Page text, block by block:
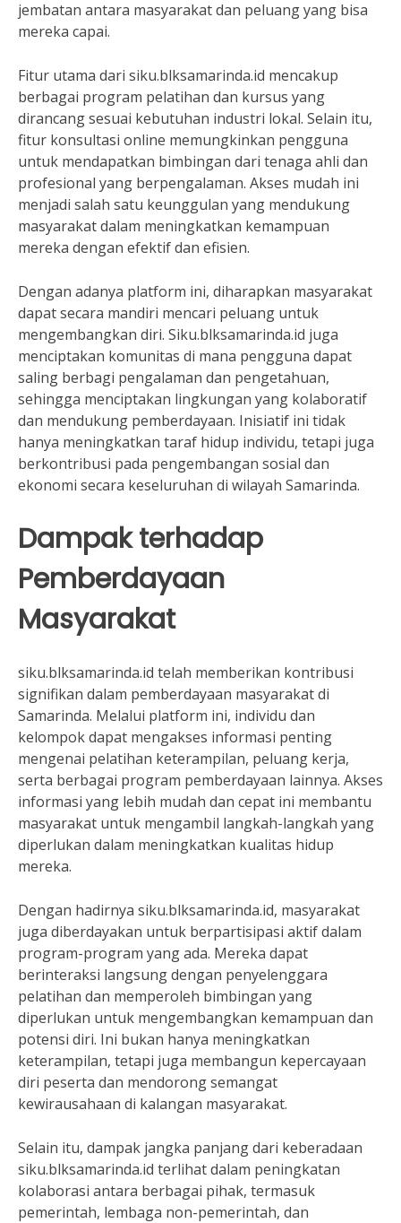
jembatan antara masyarakat dan peluang yang bisa
mereka capai.
Fitur utama dari siku.blksamarinda.id mencakup
berbagai program pelatihan dan kursus yang
dirancang sesuai kebutuhan industri lokal. Selain itu,
fitur konsultasi online memungkinkan pengguna
untuk mendapatkan bimbingan dari tenaga ahli dan
profesional yang berpengalaman. Akses mudah ini
menjadi salah satu keunggulan yang mendukung
masyarakat dalam meningkatkan kemampuan
mereka dengan efektif dan efisien.
Dengan adanya platform ini, diharapkan masyarakat
dapat secara mandiri mencari peluang untuk
mengembangkan diri. Siku.blksamarinda.id juga
menciptakan komunitas di mana pengguna dapat
saling berbagi pengalaman dan pengetahuan,
sehingga menciptakan lingkungan yang kolaboratif
dan mendukung pemberdayaan. Inisiatif ini tidak
hanya meningkatkan taraf hidup individu, tetapi juga
berkontribusi pada pengembangan sosial dan
ekonomi secara keseluruhan di wilayah Samarinda.
Dampak terhadap
Pemberdayaan
Masyarakat
siku.blksamarinda.id telah memberikan kontribusi
signifikan dalam pemberdayaan masyarakat di
Samarinda. Melalui platform ini, individu dan
kelompok dapat mengakses informasi penting
mengenai pelatihan keterampilan, peluang kerja,
serta berbagai program pemberdayaan lainnya. Akses
informasi yang lebih mudah dan cepat ini membantu
masyarakat untuk mengambil langkah-langkah yang
diperlukan dalam meningkatkan kualitas hidup
mereka.
Dengan hadirnya siku.blksamarinda.id, masyarakat
juga diberdayakan untuk berpartisipasi aktif dalam
program-program yang ada. Mereka dapat
berinteraksi langsung dengan penyelenggara
pelatihan dan memperoleh bimbingan yang
diperlukan untuk mengembangkan kemampuan dan
potensi diri. Ini bukan hanya meningkatkan
keterampilan, tetapi juga membangun kepercayaan
diri peserta dan mendorong semangat
kewirausahaan di kalangan masyarakat.
Selain itu, dampak jangka panjang dari keberadaan
siku.blksamarinda.id terlihat dalam peningkatan
kolaborasi antara berbagai pihak, termasuk
pemerintah, lembaga non-pemerintah, dan